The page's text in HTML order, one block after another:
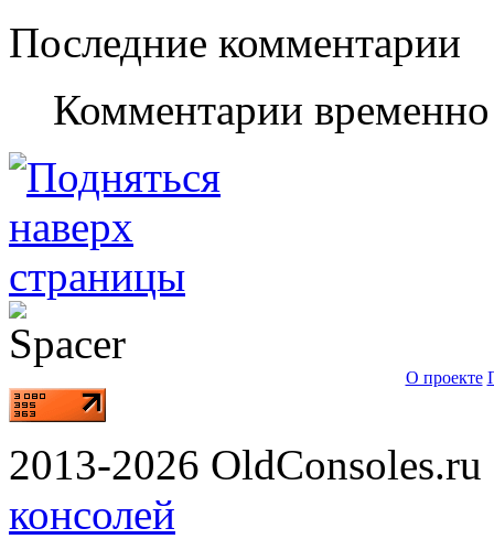
Последние комментарии
Комментарии
О проекте
2013-2026
консолей